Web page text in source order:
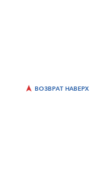
ВОЗВРАТ НАВЕРХ